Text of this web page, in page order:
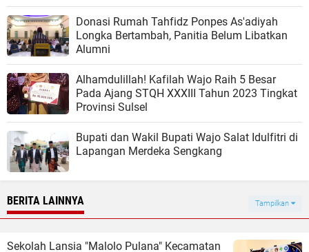
Donasi Rumah Tahfidz Ponpes As'adiyah
Longka Bertambah, Panitia Belum Libatkan
Alumni
Alhamdulillah! Kafilah Wajo Raih 5 Besar
Pada Ajang STQH XXXIII Tahun 2023 Tingkat
Provinsi Sulsel
Bupati dan Wakil Bupati Wajo Salat Idulfitri di
Lapangan Merdeka Sengkang
BERITA LAINNYA Tampilkan
Sekolah Lansia "Malolo Pulana" Kecamatan